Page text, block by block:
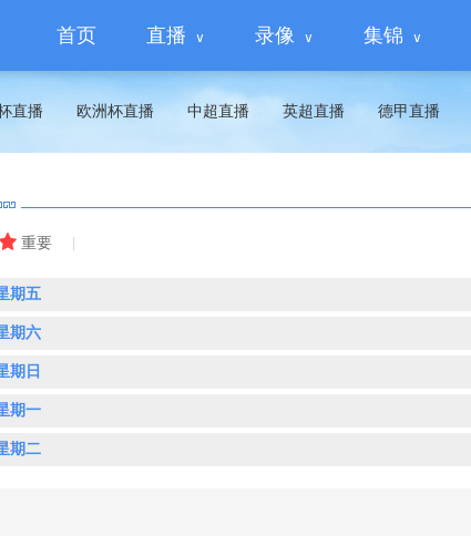
首页 直播 录像 集锦
直播 欧洲杯直播 中超直播 英超直播 德甲直播
重要
期五
期六
期日
期一
期二